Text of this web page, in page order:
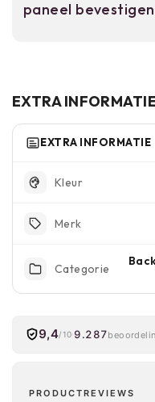
vermijd directe
paneel
EXTRA INFORMATIE
EXTRA INFORMATIE
Kleur
Merk
Categorie
9,4/10 9.287
PRODUCTREVIEWS